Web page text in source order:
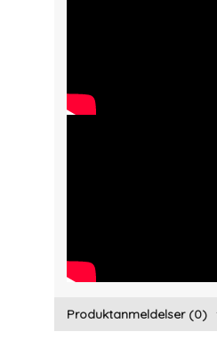
" width="300" height="150">
" width="300" height="150">
Produktanmeldelser (0)